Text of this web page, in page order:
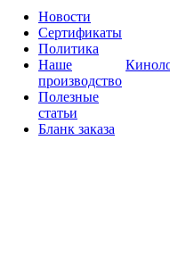
Новости
Сертификаты
Политика
Наше
производство
Полезные
статьи
Бланк заказа